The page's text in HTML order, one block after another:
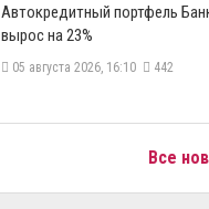
​Автокредитный портфель
вырос на 23%
05 августа 2026, 16:10 442
Все